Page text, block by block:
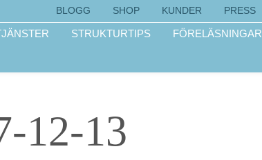
STRUKTURTIPS FÖRELÄSNINGAR
BLOGG SHOP KUNDER PRESS
12-13